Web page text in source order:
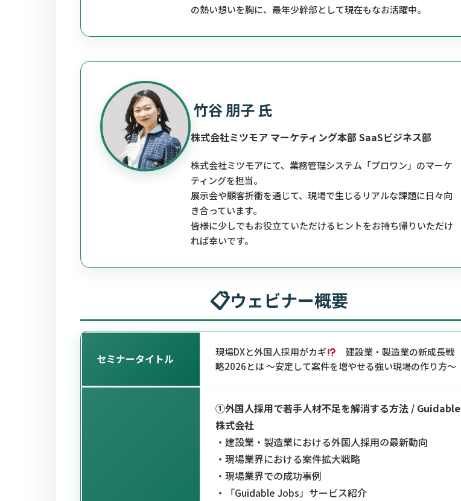
の熱い想いを胸に、最年少幹部として現在もなお活躍中。
竹谷 朋子 氏
株式会社ミツモア マーケティング本部 SaaSビジネス部
株式会社ミツモアにて、業務管理システム「プロワン」のマーケ
ティングを担当。
展示会や顧客折衝を通じて、現場で生じるリアルな課題に日々向
き合っています。
皆様に少しでもお役立ていただけるヒントをお持ち帰りいただけ
れば幸いです。
ウェビナー概要
セミナータイトル 現場DXと外国人採用がカギ
建設業・製造業の新成長戦
略2026とは ～安定して案件を増やせる強い現場の作り方～
①外国人採用で若手人材不足を解消する方法 / Guidable
株式会社
・建設業・製造業における外国人採用の最新動向
・現場業界における案件拡大戦略
・現場業界での成功事例
・「Guidable Jobs」サービス紹介